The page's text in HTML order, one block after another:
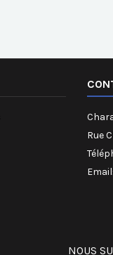
Rue
Email:
NOUS